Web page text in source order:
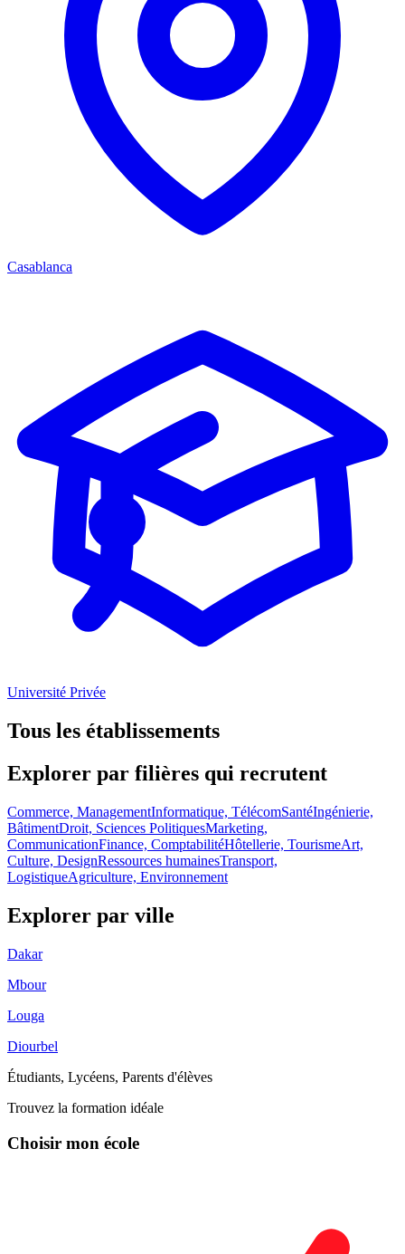
Casablanca
Université Privée
Tous les établissements
Explorer par filières qui recrutent
Commerce, ManagementInformatique, TélécomSantéIngénierie,
BâtimentDroit, Sciences PolitiquesMarketing,
CommunicationFinance, ComptabilitéHôtellerie, TourismeArt,
Culture, DesignRessources humainesTransport,
LogistiqueAgriculture, Environnement
Explorer par ville
Dakar
Mbour
Louga
Diourbel
Étudiants, Lycéens, Parents d'élèves
Trouvez la formation idéale
Choisir mon école